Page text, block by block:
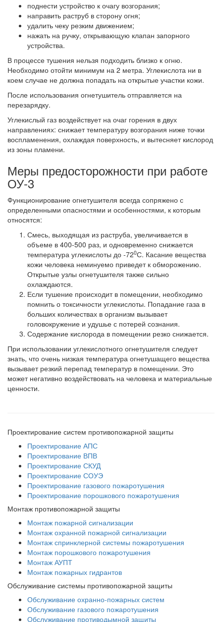
поднести устройство к очагу возгорания;
направить раструб в сторону огня;
удалить чеку резким движением;
нажать на ручку, открывающую клапан запорного
устройства.
В процессе тушения нельзя подходить близко к огню.
Необходимо отойти минимум на 2 метра. Углекислота ни в
коем случае не должна попадать на открытые участки кожи.
После использования огнетушитель отправляется на
перезарядку.
Углекислый газ воздействует на очаг горения в двух
направлениях: снижает температуру возгорания ниже точки
воспламенения, охлаждая поверхность, и вытесняет кислород
из зоны пламени.
Меры предосторожности при работе
ОУ-3
Функционирование огнетушителя всегда сопряжено с
определенными опасностями и особенностями, к которым
относятся:
Смесь, выходящая из раструба, увеличивается в
объеме в 400-500 раз, и одновременно снижается
температура углекислоты до -720С. Касание вещества
кожи человека неминуемо приведет к обморожению.
Открытые узлы огнетушителя также сильно
охлаждаются.
Если тушение происходит в помещении, необходимо
помнить о токсичности углекислоты. Попадание газа в
больших количествах в организм вызывает
головокружение и удушье с потерей сознания.
Содержание кислорода в помещении резко снижается.
При использовании углекислотного огнетушителя следует
знать, что очень низкая температура огнетушащего вещества
вызывает резкий перепад температур в помещении. Это
может негативно воздействовать на человека и материальные
ценности.
Проектирование систем противопожарной защиты
Проектирование АПС
Проектирование ВПВ
Проектирование СКУД
Проектирование СОУЭ
Проектирование газового пожаротушения
Проектирование порошкового пожаротушения
Монтаж противопожарной защиты
Монтаж пожарной сигнализации
Монтаж охранной пожарной сигнализации
Монтаж спринклерной системы пожаротушения
Монтаж порошкового пожаротушения
Монтаж АУПТ
Монтаж пожарных гидрантов
Обслуживание системы противопожарной защиты
Обслуживание охранно-пожарных систем
Обслуживание газового пожаротушения
Обслуживание противодымной защиты